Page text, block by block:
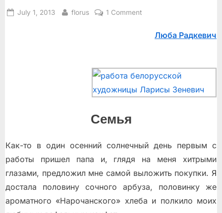
Posted
July 1, 2013 By
florus 1 Commenton
истории
Люба Радкевич
Семья
Как-то в один осенний солнечный день первым с
работы пришел папа и, глядя на меня хитрыми
глазами, предложил мне самой выложить покупки. Я
достала половину сочного арбуза, половинку же
ароматного «Нарочанского» хлеба и полкило моих